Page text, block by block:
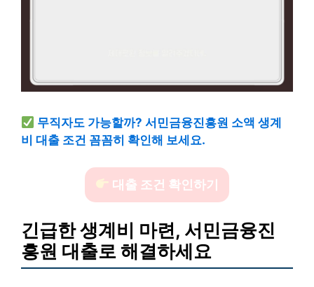
무직자도 가능할까? 서민금융진흥원 소액 생계
비 대출 조건 꼼꼼히 확인해 보세요.
대출 조건 확인하기
긴급한 생계비 마련, 서민금융진
흥원 대출로 해결하세요